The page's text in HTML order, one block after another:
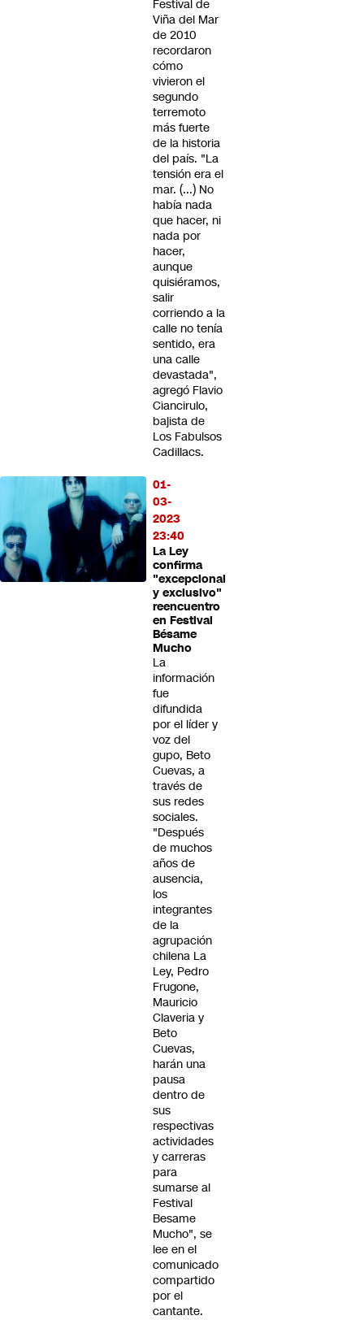
Festival de
Viña del Mar
de 2010
recordaron
cómo
vivieron el
segundo
terremoto
más fuerte
de la historia
del país. "La
tensión era el
mar. (...) No
había nada
que hacer, ni
nada por
hacer,
aunque
quisiéramos,
salir
corriendo a la
calle no tenía
sentido, era
una calle
devastada",
agregó Flavio
Ciancirulo,
bajista de
Los Fabulsos
Cadillacs.
01-
03-
2023
23:40
La Ley
confirma
"excepcional
y exclusivo"
reencuentro
en Festival
Bésame
Mucho
La
información
fue
difundida
por el líder y
voz del
gupo, Beto
Cuevas, a
través de
sus redes
sociales.
"Después
de muchos
años de
ausencia,
los
integrantes
de la
agrupación
chilena La
Ley, Pedro
Frugone,
Mauricio
Claveria y
Beto
Cuevas,
harán una
pausa
dentro de
sus
respectivas
actividades
y carreras
para
sumarse al
Festival
Besame
Mucho", se
lee en el
comunicado
compartido
por el
cantante.